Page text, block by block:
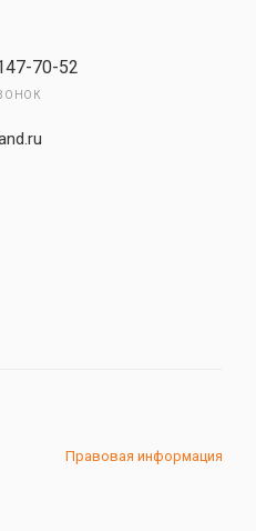
70-52
Правовая информация